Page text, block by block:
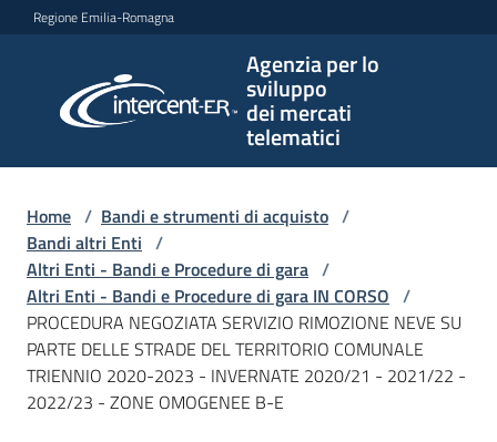
Vai al contenuto
Vai alla navigazione
Vai al footer
Regione Emilia-Romagna
Agenzia per lo
sviluppo
dei mercati
telematici
per lo
sviluppo
telematici
L'Agenzia
Bandi
Home / Bandi e strumenti di acquisto /
Bandi altri Enti /
Altri Enti - Bandi e Procedure di gara /
Altri Enti - Bandi e Procedure di gara IN CORSO /
PROCEDURA NEGOZIATA SERVIZIO RIMOZIONE NEVE SU
PARTE DELLE STRADE DEL TERRITORIO COMUNALE
TRIENNIO 2020-2023 - INVERNATE 2020/21 - 2021/22 -
2022/23 - ZONE OMOGENEE B-E